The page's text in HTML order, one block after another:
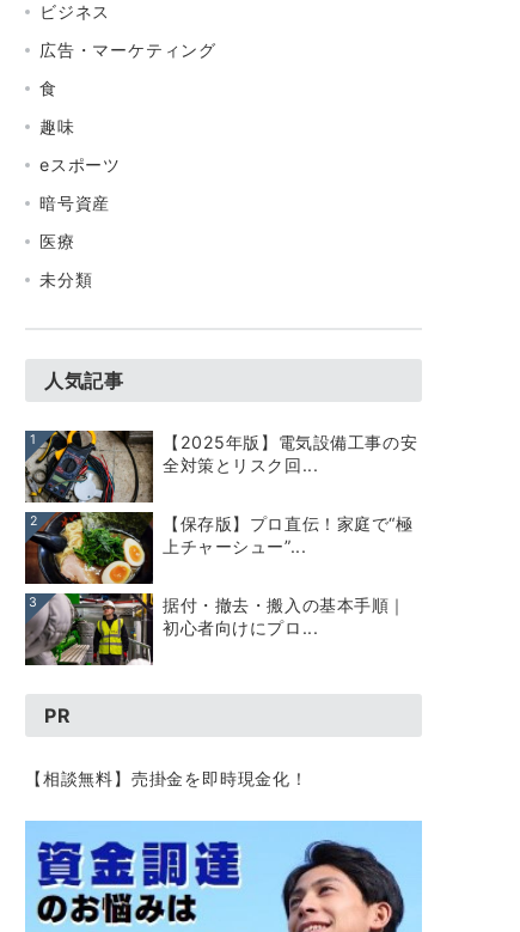
ビジネス
広告・マーケティング
食
趣味
eスポーツ
暗号資産
医療
未分類
人気記事
1
【2025年版】電気設備工事の安
全対策とリスク回...
2
【保存版】プロ直伝！家庭で“極
上チャーシュー”...
3
据付・撤去・搬入の基本手順｜
初心者向けにプロ...
PR
【相談無料】売掛金を即時現金化！